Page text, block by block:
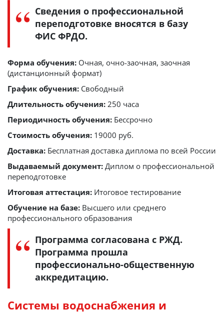
Сведения о профессиональной
переподготовке вносятся в базу
ФИС ФРДО.
Форма обучения: Очная, очно-заочная, заочная
(дистанционный формат)
График обучения: Свободный
Длительность обучения: 250 часа
Периодичность обучения: Бессрочно
Стоимость обучения: 19000 руб.
Доставка: Бесплатная доставка диплома по всей России
Выдаваемый документ: Диплом о профессиональной
переподготовке
Итоговая аттестация: Итоговое тестирование
Обучение на базе: Высшего или среднего
профессионального образования
Программа согласована с РЖД.
Программа прошла
профессионально-общественную
аккредитацию.
Системы водоснабжения и